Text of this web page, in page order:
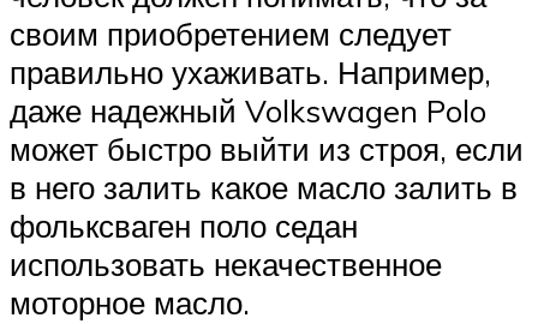
своим приобретением следует
правильно ухаживать. Например,
даже надежный Volkswagen Polo
может быстро выйти из строя, если
в него залить какое масло залить в
фольксваген поло седан
использовать некачественное
моторное масло.